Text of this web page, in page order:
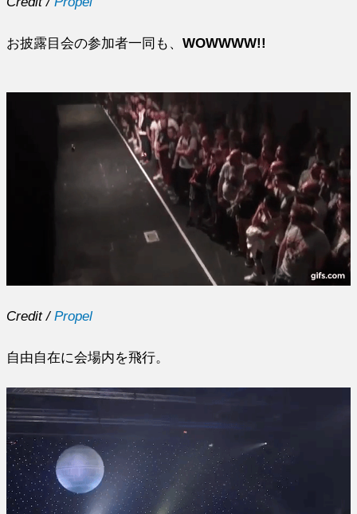
お披露目会の参加者一同も、WOWWWW!!
Credit /Propel
自由自在に会場内を飛行。